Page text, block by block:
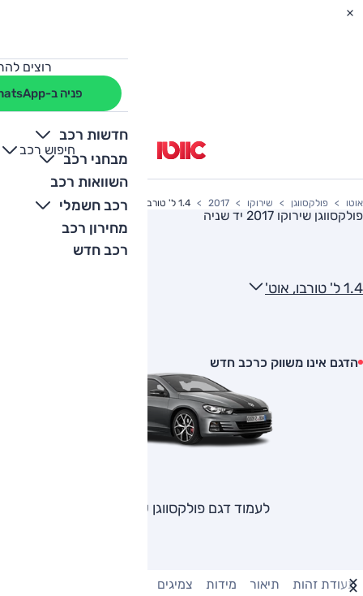
רוצים
פניה ב-WhatsApp
חדשות רכב
מבחני רכב
השוואות רכב
רכב חשמלי
מחירון רכב
רכב חדש
חיפוש רכב
+
-
אוטו פולקסווגן שירוקו 2017 1.4 ל' טורבו, אוט'
פולקסווגן שירוקו 2017 יד שניה
1.4 ל' טורבו, אוט'
הדגם אינו משווק כרכב חדש
לעמוד דגם פולקסווגן שירוקו
תעודת זהות תיאור מידות צמיגים